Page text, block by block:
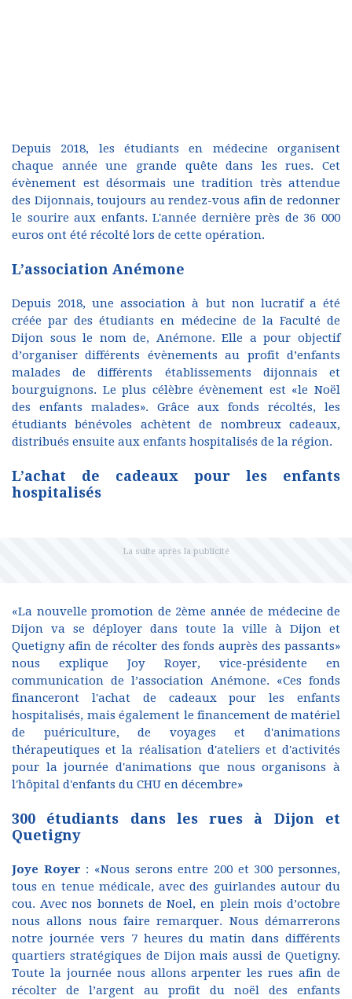
Depuis 2018, les étudiants en médecine organisent
chaque année une grande quête dans les rues. Cet
évènement est désormais une tradition très attendue
des Dijonnais, toujours au rendez-vous afin de redonner
le sourire aux enfants. L'année dernière près de 36 000
euros ont été récolté lors de cette opération.
L’association Anémone
Depuis 2018, une association à but non lucratif a été
créée par des étudiants en médecine de la Faculté de
Dijon sous le nom de, Anémone. Elle a pour objectif
d’organiser différents évènements au profit d’enfants
malades de différents établissements dijonnais et
bourguignons. Le plus célèbre évènement est «le Noël
des enfants malades». Grâce aux fonds récoltés, les
étudiants bénévoles achètent de nombreux cadeaux,
distribués ensuite aux enfants hospitalisés de la région.
L’achat de cadeaux pour les enfants
hospitalisés
«La nouvelle promotion de 2ème année de médecine de
Dijon va se déployer dans toute la ville à Dijon et
Quetigny afin de récolter des fonds auprès des passants»
nous explique Joy Royer, vice-présidente en
communication de l’association Anémone. «Ces fonds
financeront l'achat de cadeaux pour les enfants
hospitalisés, mais également le financement de matériel
de puériculture, de voyages et d'animations
thérapeutiques et la réalisation d'ateliers et d'activités
pour la journée d'animations que nous organisons à
l'hôpital d'enfants du CHU en décembre»
300 étudiants dans les rues à Dijon et
Quetigny
Joye Royer : «Nous serons entre 200 et 300 personnes,
tous en tenue médicale, avec des guirlandes autour du
cou. Avec nos bonnets de Noel, en plein mois d’octobre
nous allons nous faire remarquer. Nous démarrerons
notre journée vers 7 heures du matin dans différents
quartiers stratégiques de Dijon mais aussi de Quetigny.
Toute la journée nous allons arpenter les rues afin de
récolter de l’argent au profit du noël des enfants